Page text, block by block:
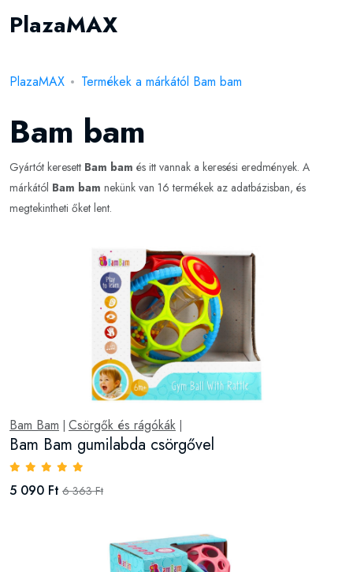
PlazaMAX
PlazaMAX Termékek a márkától Bam bam
Bam bam
Gyártót keresett Bam bam és itt vannak a keresési eredmények. A
márkától Bam bam nekünk van 16 termékek az adatbázisban, és
megtekintheti őket lent.
Bam Bam Csörgők és rágókák
Bam Bam gumilabda csörgővel
5 090 Ft 6 363 Ft